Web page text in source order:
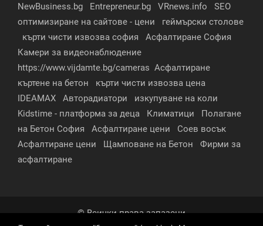
NewBusiness.bg
Entrepreneur.bg VRnews.info
SEO
оптимизиране на сайтове - цени
геймърски столове
кърти чисти извозва софия
Асфалтиране София
Камери за видеонаблюдение
https://www.vijdamte.bg/cameras Асфалтиране
къртене на бетон
кърти чисти извозва цена
IDEAMAX
Авторадиатори
изкупуване на коли
Kidstime - платформа за деца
Климатици
Полагане
на Бетон София
Асфалтиране цени
Соев восък
Асфалтиране цени
Щамповане на Бетон
Фирми за
асфалтиране
© Всички права запазени